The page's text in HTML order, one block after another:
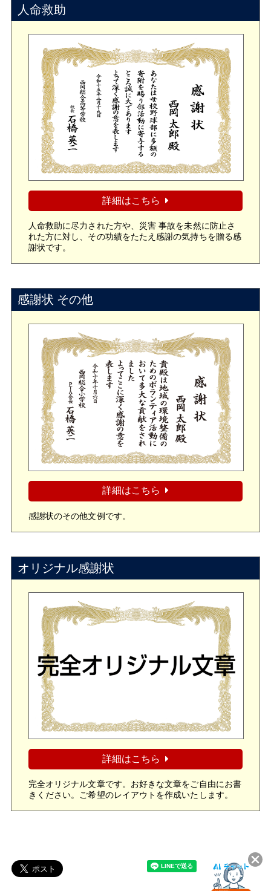
人命救助
詳細はこちら
人命救助に尽力された方や、災害 事故を未然に防止さ
れた方に対し、その功績をたたえ感謝の気持ちを贈る感
謝状です。
感謝状 その他
詳細はこちら
感謝状のその他文例です。
オリジナル感謝状
詳細はこちら
完全オリジナル文章です。お好きな文章をご自由にお書
きください。ご希望のレイアウトを作成いたします。